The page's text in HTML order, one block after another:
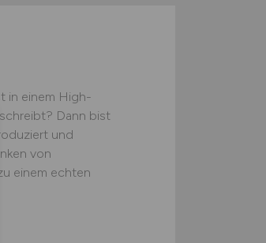
in einem High-
Dann bist
und
von
einem echten